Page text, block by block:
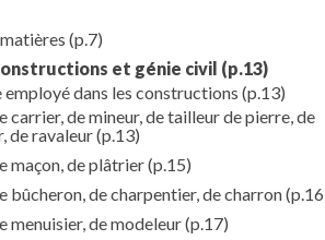
(p.7)
et génie civil (p.13)
dans les constructions (p.13)
carrier, de mineur, de tailleur de pierre, de
de ravaleur(p.13)
maçon, de plâtrier(p.15)
bûcheron, de charpentier, de charron
menuisier, de modeleur(p.17)